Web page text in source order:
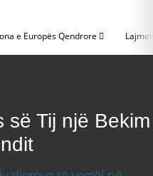
e Europës Qendrore
së Tij një Bekim